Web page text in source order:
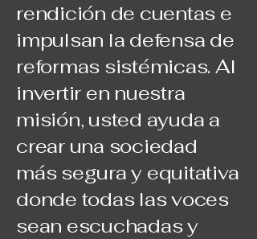
rendición de cuentas e
impulsan la defensa de
reformas sistémicas. Al
invertir en nuestra
misión, usted ayuda a
crear una sociedad
más segura y equitativa
donde todas las voces
sean escuchadas y